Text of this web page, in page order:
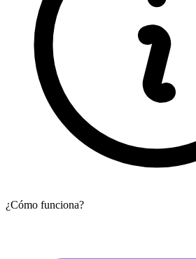
¿Cómo funciona?